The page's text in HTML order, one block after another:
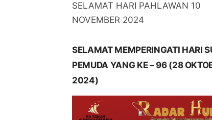
SELAMAT HARI PAHLAWAN 10
NOVEMBER 2024
SELAMAT MEMPERINGATI HARI
PEMUDA YANG KE – 96 (28
2024)